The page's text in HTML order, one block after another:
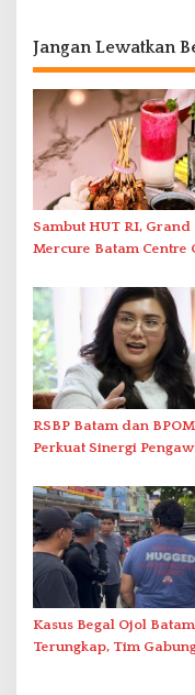
Jangan Lewatkan
Sambut HUT RI, Grand
Mercure Batam Centre
Nusantara’
RSBP Batam dan BPOM
Perkuat Sinergi
Pelayanan Kefarmasian
Kasus Begal Ojol Batam
Terungkap, Tim